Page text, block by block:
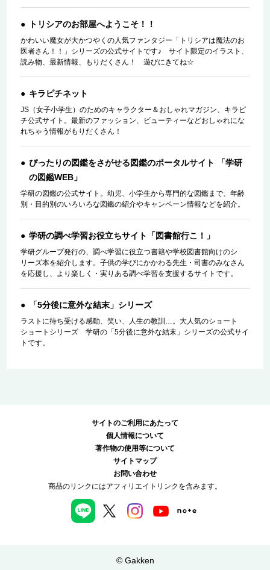
トリシアのお部屋へようこそ！！
かわいい魔女が大かつやくの人気ファンタジー「トリシアは魔法のお
医者さん！！」シリーズの公式サイトです♪ サイト限定のイラスト、
読み物、最新情報、もりだくさん！ 遊びにきてね☆
キラピチネット
JS（女子小学生）のためのキャラクター＆おしゃれマガジン、キラピ
チ公式サイト。最新のファッション、ビューティーなどおしゃれにな
れちゃう情報がもりだくさん！
ぴったりの図鑑をさがせる図鑑のポータルサイト 「学研
の図鑑WEB」
学研の図鑑の公式サイト。幼児、小学生から専門的な図鑑まで、年齢
別・目的別のいろいろな図鑑の紹介やキャンペーン情報などを紹介。
学研の調べ学習お役立ちサイト「図書館行こ！」
学研グループ発行の、調べ学習に役立つ書籍や学校図書館向けのシ
リーズ本を紹介します。子供の学びにかかわる先生・司書のみなさん
を応援し、より楽しく・実りある調べ学習を支援するサイトです。
「5分後に意外な結末」シリーズ
ラストに待ち受ける感動、笑い、人生の教訓…。大人気のショート
ショートシリーズ 学研の「5分後に意外な結末」シリーズの公式サイ
トです。
サイトのご利用にあたって
個人情報について
著作物の使用等について
サイトマップ
お問い合わせ
商品のリンクにはアフィリエイトリンクを含みます。
© Gakken